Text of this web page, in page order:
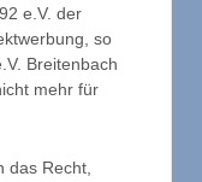
e.V. der
so
Breitenbach
mehr für
das Recht,